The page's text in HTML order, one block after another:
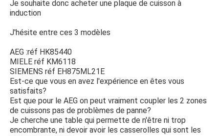
Je souhaite donc acheter une plaque de cuisson à
induction
J'hésite entre ces 3 modèles
AEG :réf HK85440
MIELE réf KM6118
SIEMENS réf EH875ML21E
Est-ce que vous en avez l'expérience en êtes vous
satisfaits?
Est que pour le AEG on peut vraiment coupler les 2 zones
de cuissons pas de problèmes de panne?
Je cherche une table qui permette de n'être ni trop
encombrante, ni devoir avoir les casserolles qui sont les